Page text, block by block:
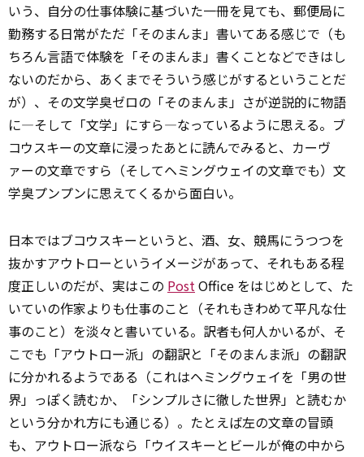
いう、自分の仕事体験に基づいた一冊を見ても、郵便局に
勤務する日常がただ「そのまんま」書いてある感じで（も
ちろん言語で体験を「そのまんま」書くことなどできはし
ないのだから、あくまでそういう感じがするということだ
が）、その文学臭ゼロの「そのまんま」さが逆説的に物語
に―そして「文学」にすら―なっているように思える。ブ
コウスキーの文章に浸ったあとに読んでみると、カーヴ
ァーの文章ですら（そしてヘミングウェイの文章でも）文
学臭プンプンに思えてくるから面白い。
日本ではブコウスキーというと、酒、女、競馬にうつつを
抜かすアウトローというイメージがあって、それもある程
度正しいのだが、実はこの PostOffice をはじめとして、た
いていの作家よりも仕事のこと（それもきわめて平凡な仕
事のこと）を淡々と書いている。訳者も何人かいるが、そ
こでも「アウトロー派」の翻訳と「そのまんま派」の翻訳
に分かれるようである（これはヘミングウェイを「男の世
界」っぽく読むか、「シンプルさに徹した世界」と読むか
という分かれ方にも通じる）。たとえば左の文章の冒頭
も、アウトロー派なら「ウイスキーとビールが俺の中から